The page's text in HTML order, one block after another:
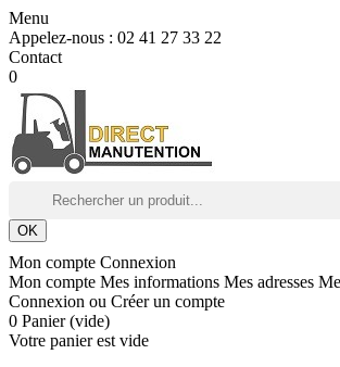
Menu
Appelez-nous : 02 41 27 33 22
Contact
0
OK
Mon compte Connexion
Mon compte Mes informations Mes adresses
Connexion ou Créer un compte
0 Panier (vide)
Votre panier est vide